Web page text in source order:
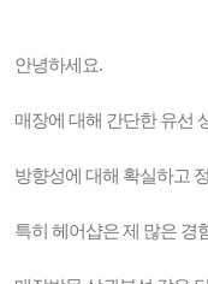
안녕하세요.
매장에 대해 간단한 유선
방향성에 대해 확실하고
특히 헤어샵은 제 많은 경